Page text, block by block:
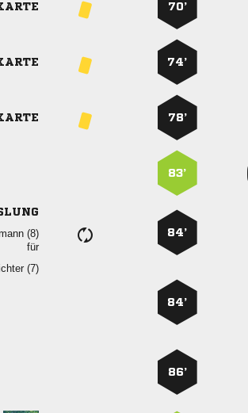
70’
74’
78’
83’

für

84’
84’
86’